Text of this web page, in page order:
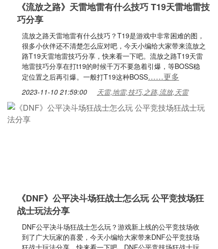
《流放之路》天雷地雷有什么技巧 T19天雷地雷技
巧分享
流放之路天雷地雷有什么技巧？T19是游戏中非常困难的图，
很多小伙伴还不清楚怎么应对吧，今天小编给大家带来流放之
路T19天雷地雷技巧分享，快来看一下吧。流放之路T19天雷
地雷技巧分享在打t19的时候千万不要急着引爆，等BOSS稳
定位置之后再引爆。一般打T19这种BOSS……更多
2023-11-10 21:59:00 天雷,地雷,技巧,之路,流放,天雷
《DNF》公平决斗场狂战士怎么玩 公平竞技场狂
战士玩法分享
DNF公平决斗场狂战士怎么玩？游戏新上线的公平竞技场收
到了广大玩家的喜爱，今天小编给大家带来DNF公平竞技场
狂战士玩法分享，快来看一下吧。DNF公平竞技场狂战士玩